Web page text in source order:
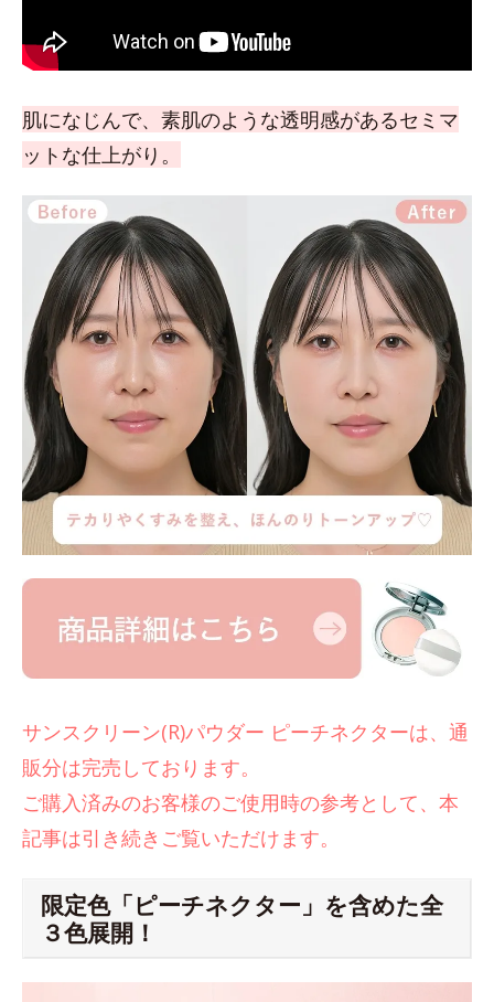
肌になじんで、素肌のような透明感があるセミマ
ットな仕上がり。
サンスクリーン(R)パウダー ピーチネクターは、通
販分は完売しております。
ご購入済みのお客様のご使用時の参考として、本
記事は引き続きご覧いただけます。
限定色「ピーチネクター」を含めた全
３色展開！